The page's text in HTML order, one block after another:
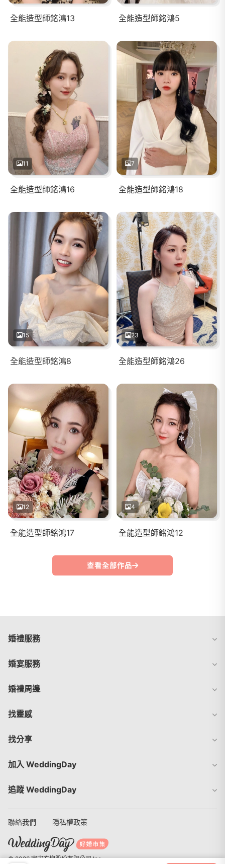
全能造型師銘鴻13 全能造型師銘鴻5
11
全能造型師銘鴻16
7
全能造型師銘鴻18
15
全能造型師銘鴻8
23
全能造型師銘鴻26
12
全能造型師銘鴻17
4
全能造型師銘鴻12
查看全部作品
婚禮服務
婚宴服務
婚禮周邊
找靈感
找分享
加入 WeddingDay
追蹤 WeddingDay
聯絡我們 隱私權政策
© 2026 宇宙方塊股份有限公司 Inc.